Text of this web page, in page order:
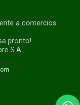
a comercios
pronto!
S.A.